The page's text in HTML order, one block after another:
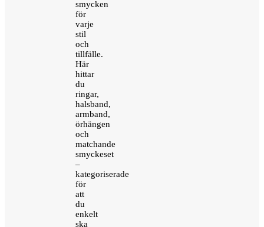
smycken
för
varje
stil
och
tillfälle.
Här
hittar
du
ringar,
halsband,
armband,
örhängen
och
matchande
smyckeset
–
kategoriserade
för
att
du
enkelt
ska